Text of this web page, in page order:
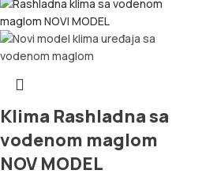
Klima Rashladna sa
vodenom maglom
NOV MODEL